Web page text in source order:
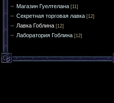
Магазин Гуелтелана [11]
Секретная торговая лавка [12]
Лавка Гоблина [12]
Лаборатория Гоблина [12]